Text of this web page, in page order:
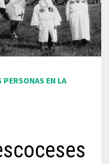
PERSONAS EN LA